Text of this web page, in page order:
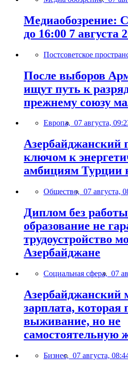
Медиаобозрение: С
до 16:00 7 августа
Постсоветское
После выборов
ищут путь к
прежнему союзу
Европа, 07 августа,
Азербайджанский
ключом к
амбициям Турции
Общество, 07 августа,
Диплом без
образование не
трудоустройство
Азербайджане
Социальная сфера, 07
Азербайджанский
зарплата, которая
выживание, но не
самостоятельную
Бизнес, 07 августа,